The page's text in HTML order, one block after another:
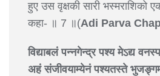
हुए उस वृक्षकी सारी भस्मराशिको
कहा- ॥ 7 ॥(Adi Parva
विद्याबलं पन्नगेन्द्र पश्य मेऽद्य
अहं संजीवयाम्येनं पश्यतस्ते